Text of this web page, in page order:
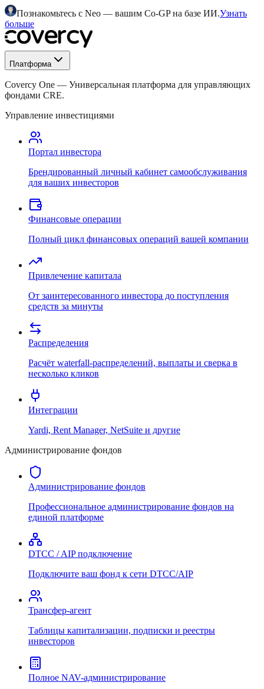
Познакомьтесь с Neo — вашим Co-GP на базе ИИ.Узнать
больше
Платформа
Covercy One — Универсальная платформа для управляющих
фондами CRE.
Управление инвестициями
Портал инвестора
Брендированный личный кабинет самообслуживания
для ваших инвесторов
Финансовые операции
Полный цикл финансовых операций вашей компании
Привлечение капитала
От заинтересованного инвестора до поступления
средств за минуты
Распределения
Расчёт waterfall-распределений, выплаты и сверка в
несколько кликов
Интеграции
Yardi, Rent Manager, NetSuite и другие
Администрирование фондов
Администрирование фондов
Профессиональное администрирование фондов на
единой платформе
DTCC / AIP подключение
Подключите ваш фонд к сети DTCC/AIP
Трансфер-агент
Таблицы капитализации, подписки и реестры
инвесторов
Полное NAV-администрирование